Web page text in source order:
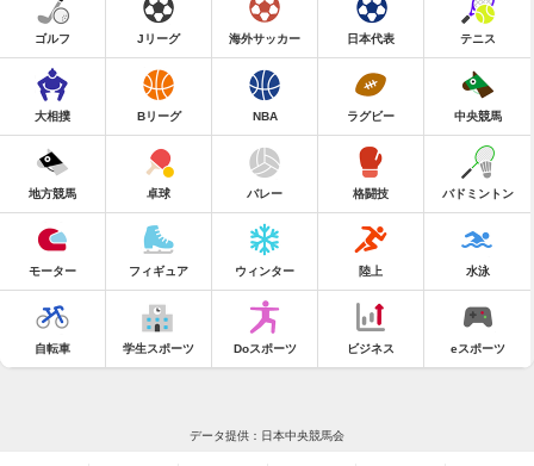
ゴルフ Jリーグ 海外サッカー 日本代表 テニス
大相撲 Bリーグ NBA ラグビー 中央競馬
地方競馬 卓球 バレー 格闘技 バドミントン
モーター フィギュア ウィンター 陸上 水泳
自転車 学生スポーツ Doスポーツ ビジネス eスポーツ
データ提供：日本中央競馬会